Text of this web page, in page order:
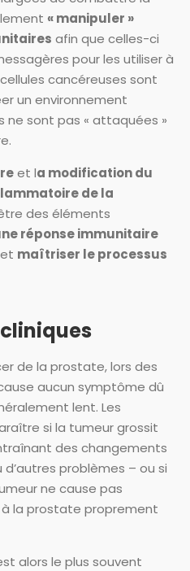
« manipuler »
afin que celles-ci
pour les utiliser à
cancéreuses sont
un environnement
ne sont pas « attaquées »
et la modification du
de la
des éléments
réponse immunitaire
et maîtriser le processus
de la prostate, lors des
aucun symptôme dû
lent. Les
si la tumeur grossit
des changements
problèmes – ou si
ne cause pas
la prostate proprement
alors le plus souvent